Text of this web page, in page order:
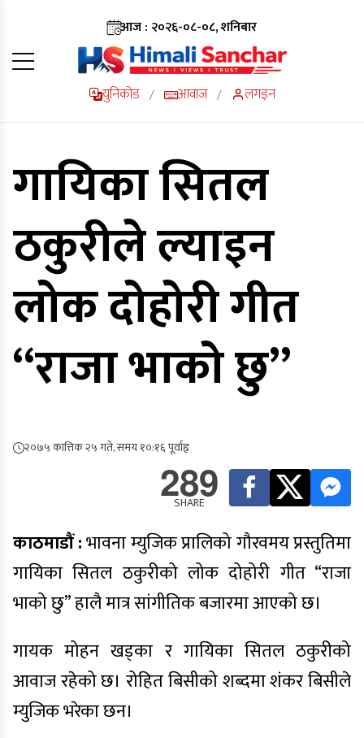
आज : २०२६-०८-०८, शनिबार
युनिकोड / आवाज / लगइन
गायिका सितल
ठकुरीले ल्याइन
लोक दोहोरी गीत
“राजा भाको छु”
२०७५ कात्तिक २५ गते, समय १०:१६ पूर्वाह्न
289
SHARE
काठमाडौं :भावना म्युजिक प्रालिको गौरवमय प्रस्तुतिमा
गायिका सितल ठकुरीको लोक दोहोरी गीत “राजा
भाको छु” हालै मात्र सांगीतिक बजारमा आएको छ।
गायक मोहन खड्का र गायिका सितल ठकुरीको
आवाज रहेको छ। रोहित बिसीको शब्दमा शंकर बिसीले
म्युजिक भरेका छन।